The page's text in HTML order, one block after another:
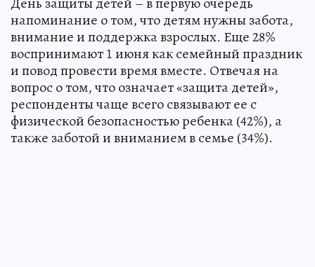
напоминание о том, что детям нужны забота,
внимание и поддержка взрослых. Еще 28%
воспринимают 1 июня как семейный праздник
и повод провести время вместе. Отвечая на
вопрос о том, что означает «защита детей»,
респонденты чаще всего связывают ее с
физической безопасностью ребенка (42%), а
также заботой и вниманием в семье (34%).